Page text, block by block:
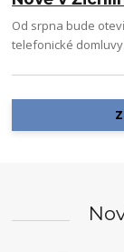
Od srpna bude
telefonické